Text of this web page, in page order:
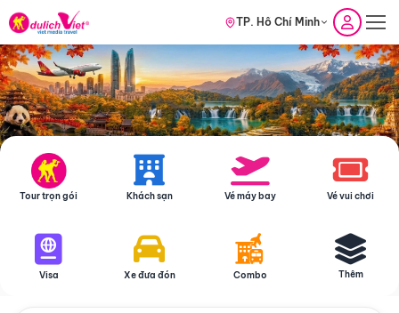
TP. Hồ Chí Minh
Tour trọn gói Khách sạn Vé máy bay Vé vui chơi
Visa Xe đưa đón Combo Thêm